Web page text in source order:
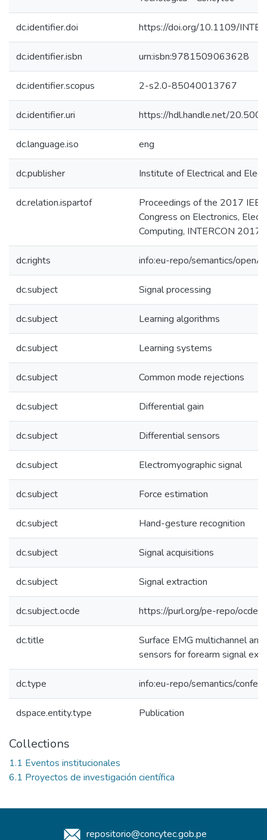
dc.identifier.doi https://doi.org/10.1109/
dc.identifier.isbn urn:isbn:9781509063628
dc.identifier.scopus 2-s2.0-85040013767
dc.identifier.uri https://hdl.handle.net/
dc.language.iso eng
dc.publisher Institute of Electrical and
dc.relation.ispartof
Proceedings of the 2017
Congress on Electronics,
Computing, INTERCON 2017
dc.rights info:eu-repo/semantics/
dc.subject Signal processing
dc.subject Learning algorithms
dc.subject Learning systems
dc.subject Common mode rejections
dc.subject Differential gain
dc.subject Differential sensors
dc.subject Electromyographic signal
dc.subject Force estimation
dc.subject Hand-gesture recognition
dc.subject Signal acquisitions
dc.subject Signal extraction
dc.subject.ocde https://purl.org/pe-repo/ocde/
dc.title
Surface EMG multichannel
sensors for forearm signal
dc.type info:eu-repo/semantics/
dspace.entity.type Publication
Collections
1.1 Eventos institucionales
6.1 Proyectos de investigación científica
repositorio@concytec.gob.pe